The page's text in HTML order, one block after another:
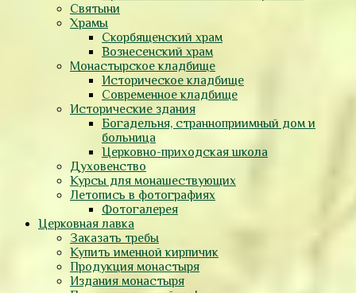
Святыни
Храмы
Скорбященский храм
Вознесенский храм
Монастырское кладбище
Историческое кладбище
Современное кладбище
Исторические здания
Богадельня, странноприимный дом и
больница
Церковно-приходская школа
Духовенство
Курсы для монашествующих
Летопись в фотографиях
Фотогалерея
Церковная лавка
Заказать требы
Купить именной кирпичик
Продукция монастыря
Издания монастыря